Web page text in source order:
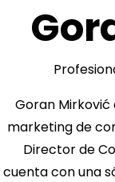
Goran
marketing de
Director de
cuenta con una